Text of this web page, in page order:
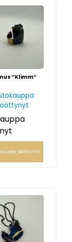
”Klimm”
päättynyt